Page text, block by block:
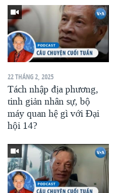
22 THÁNG 2, 2025
Tách nhập địa phương,
tinh giản nhân sự, bộ
máy quan hệ gì với Đại
hội 14?